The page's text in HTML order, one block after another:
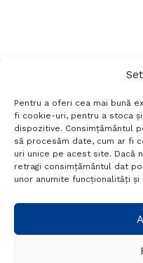
Pentru a oferi cea mai bună
fi cookie-uri, pentru a stoca
dispozitive. Consimțământul
să procesăm date, cum ar fi
uri unice pe acest site. Dacă
retragi consimțământul dat
unor anumite funcționalități și
Termeni si conditii
Politica cookies